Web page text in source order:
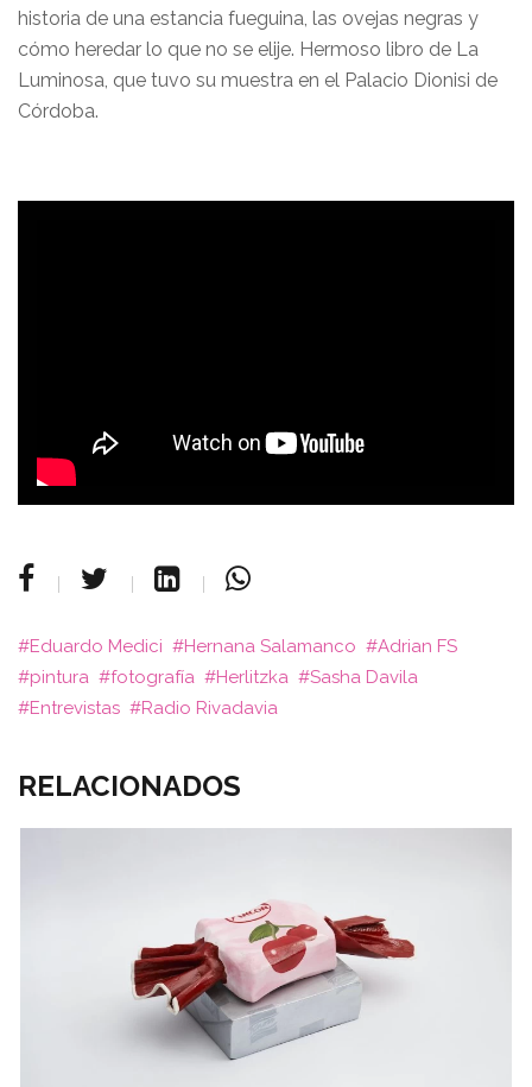
historia de una estancia fueguina, las ovejas negras y
cómo heredar lo que no se elije. Hermoso libro de La
Luminosa, que tuvo su muestra en el Palacio Dionisi de
Córdoba.
Eduardo Medici Hernana Salamanco
Adrian FS
pintura
fotografía Herlitzka
Sasha Davila
Entrevistas
Radio Rivadavia
RELACIONADOS